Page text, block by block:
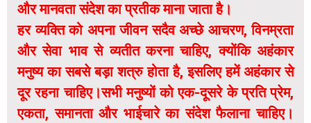
और मानवता संदेश का प्रतीक माना जाता है।
हर व्यक्ति को अपना जीवन सदैव अच्छे आचरण, विनम्रता
और सेवा भाव से व्यतीत करना चाहिए, क्योंकि अहंकार
मनुष्य का सबसे बड़ा शत्रु होता है, इसलिए हमें अहंकार से
दूर रहना चाहिए।सभी मनुष्यों को एक-दूसरे के प्रति प्रेम,
एकता, समानता और भाईचारे का संदेश फैलाना चाहिए।